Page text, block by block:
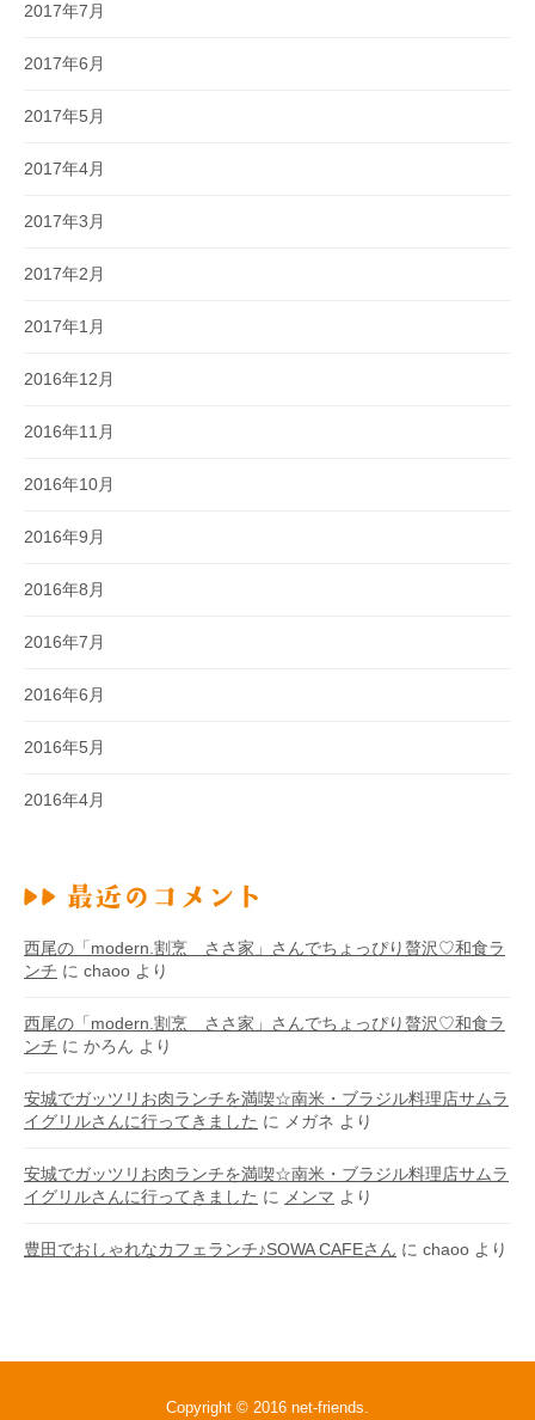
2017年7月
2017年6月
2017年5月
2017年4月
2017年3月
2017年2月
2017年1月
2016年12月
2016年11月
2016年10月
2016年9月
2016年8月
2016年7月
2016年6月
2016年5月
2016年4月
西尾の「modern.割烹 ささ家」さんでちょっぴり贅沢♡和食ラ
ンチ に chaoo より
西尾の「modern.割烹 ささ家」さんでちょっぴり贅沢♡和食ラ
ンチ に かろん より
安城でガッツリお肉ランチを満喫☆南米・ブラジル料理店サムラ
イグリルさんに行ってきました に メガネ より
安城でガッツリお肉ランチを満喫☆南米・ブラジル料理店サムラ
イグリルさんに行ってきました に メンマ より
豊田でおしゃれなカフェランチ♪SOWA CAFEさん に chaoo より
Copyright © 2016 net-friends.